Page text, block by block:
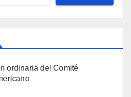
ordinaria del Comité